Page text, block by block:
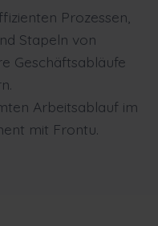
Prozessen,
Stapeln von
Geschäftsabläufe
Arbeitsablauf im
mit Frontu.